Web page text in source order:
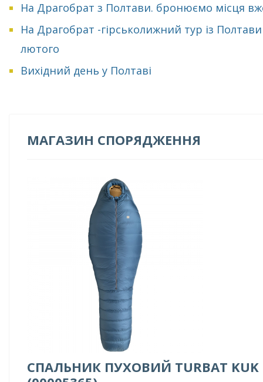
На Драгобрат з Полтави. бронюємо місця
На Драгобрат -гірськолижний тур із
лютого
Вихідний день у Полтаві
МАГАЗИН СПОРЯДЖЕННЯ
СПАЛЬНИК ПУХОВИЙ TURBAT KUK